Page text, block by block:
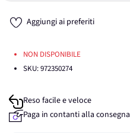
Aggiungi ai preferiti
NON DISPONIBILE
SKU:972350274
Reso facile e veloce
Paga in contanti alla consegna